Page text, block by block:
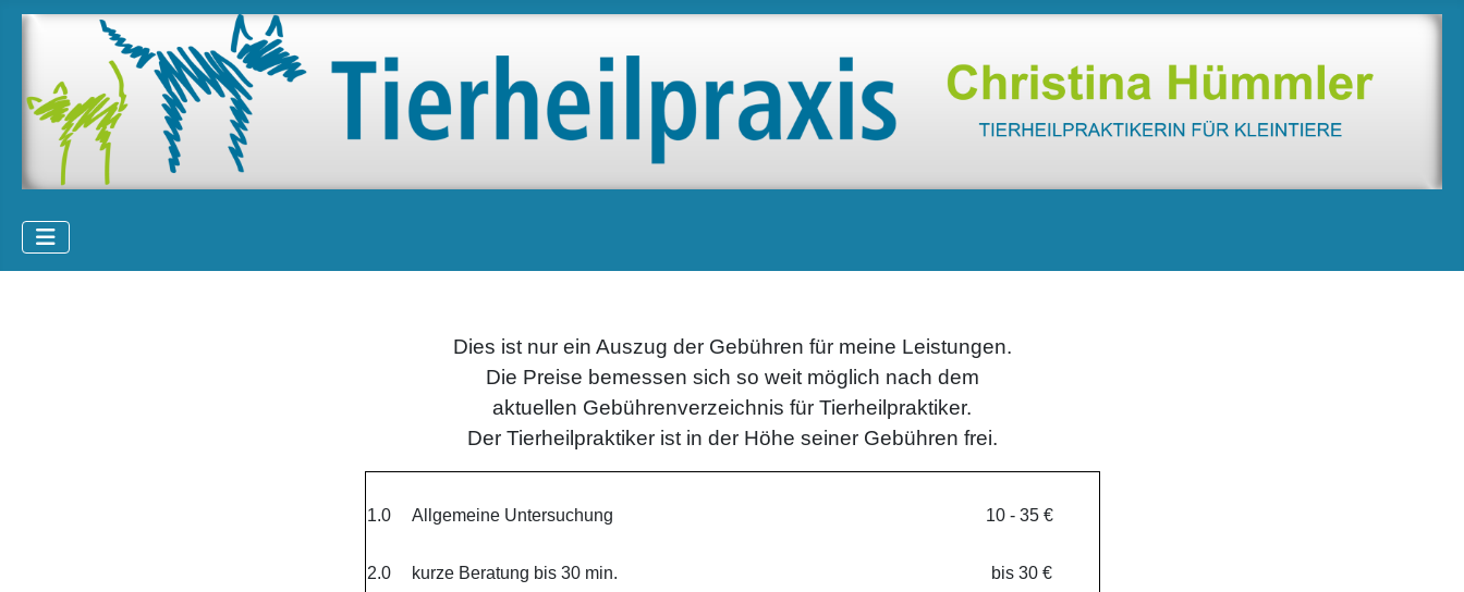
Dies ist nur ein Auszug der Gebühren für meine Leistungen.
Die Preise bemessen sich so weit möglich nach dem
aktuellen Gebührenverzeichnis für Tierheilpraktiker.
Der Tierheilpraktiker ist in der Höhe seiner Gebühren frei.
1.0 Allgemeine Untersuchung 10 - 35 €
2.0 kurze Beratung bis 30 min.
bis 30 €